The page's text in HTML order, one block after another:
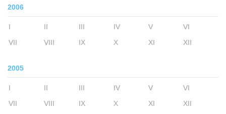
2006
I II III IV V
VI
VII
VIII IX X XI XII
2005
I II III IV V
VI
VII
VIII IX X XI XII